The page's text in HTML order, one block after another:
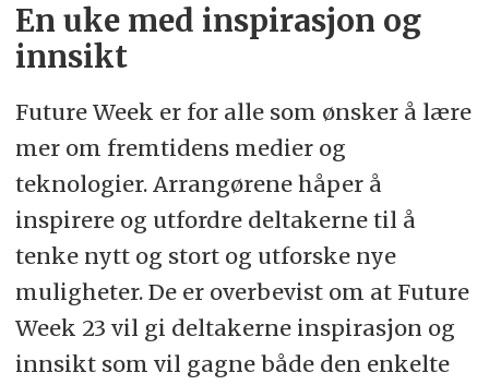
En uke med inspirasjon og
innsikt
Future Week er for alle som ønsker å lære
mer om fremtidens medier og
teknologier. Arrangørene håper å
inspirere og utfordre deltakerne til å
tenke nytt og stort og utforske nye
muligheter. De er overbevist om at Future
Week 23 vil gi deltakerne inspirasjon og
innsikt som vil gagne både den enkelte